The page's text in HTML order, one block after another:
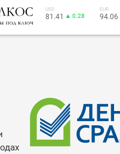
USD
81.41 ▲ 0.28
EUR
94.06